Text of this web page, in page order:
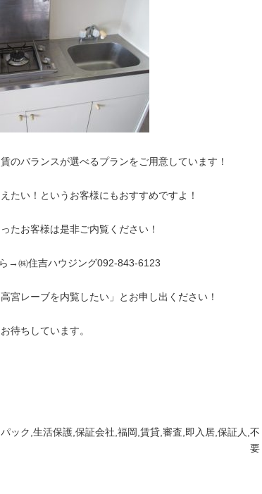
のバランスが選べるプランをご用意しています！
たい！というお客様にもおすすめですよ！
たお客様は是非ご内覧ください！
→㈱住吉ハウジング092-843-6123
宮レーブを内覧したい」とお申し出ください！
お待ちしています。
ック,生活保護,保証会社,福岡,賃貸,審査,即入居,保証人,不
要